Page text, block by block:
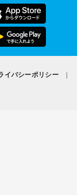
かったりするな
くやっていただ
に頑張ります」
で投げる、野球が
ましたし、野球
特別番組『中島
)25時からニッポ
放送。
ラッとした出来
」を表す言葉と
なたの周りで起
を差し伸べま
イバシーポリシー